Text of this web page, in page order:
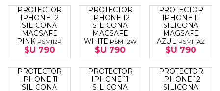
PROTECTOR
IPHONE 12
SILICONA
MAGSAFE
PINK PSMI12P
$U 790
PROTECTOR
IPHONE 12
SILICONA
MAGSAFE
WHITE PSMI12W
$U 790
PROTECTOR
IPHONE 11
SILICONA
MAGSAFE
AZUL PSMI11AZ
$U 790
PROTECTOR
IPHONE 11
SILICONA
PROTECTOR
IPHONE 11
SILICONA
PROTECTOR
IPHONE 12
SILICONA